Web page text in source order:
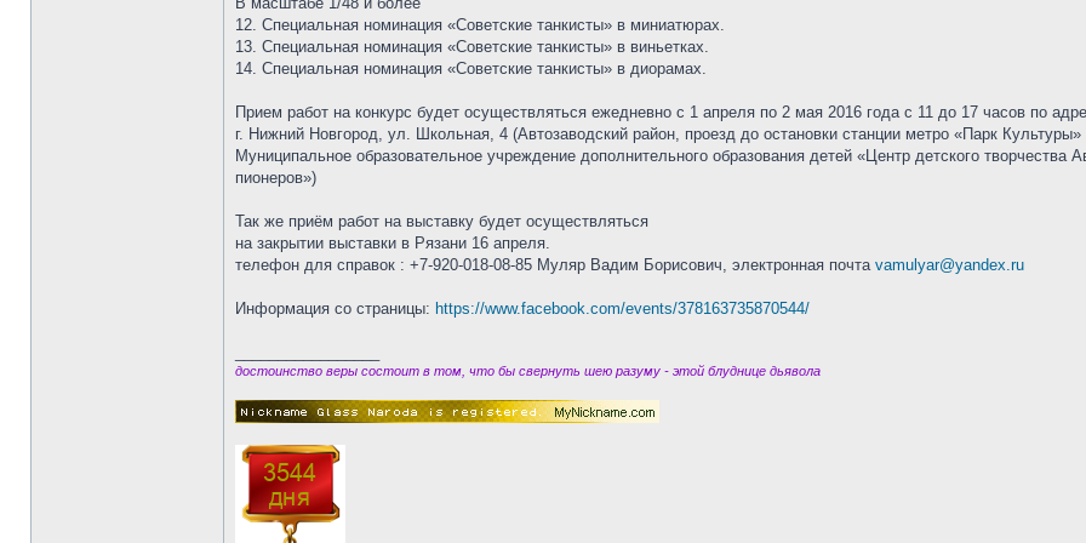
12. Специальная номинация «Советские танкисты» в миниатюрах.
13. Специальная номинация «Советские танкисты» в виньетках.
14. Специальная номинация «Советские танкисты» в диорамах.
Прием работ на конкурс будет осуществляться ежедневно с 1 апреля по 2 мая 2016 года с 11 до 17 часов по
г. Нижний Новгород, ул. Школьная, 4 (Автозаводский район, проезд до остановки станции метро «Парк
Муниципальное образовательное учреждение дополнительного образования детей «Центр детского творчества
пионеров»)
Так же приём работ на выставку будет осуществляться
на закрытии выставки в Рязани 16 апреля.
телефон для справок : +7-920-018-08-85 Муляр Вадим Борисович, электронная почта vamulyar@yandex.ru
Информация со страницы: https://www.facebook.com/events/378163735870544/
достоинство веры состоит в том, что бы свернуть шею разуму - этой блуднице дьявола